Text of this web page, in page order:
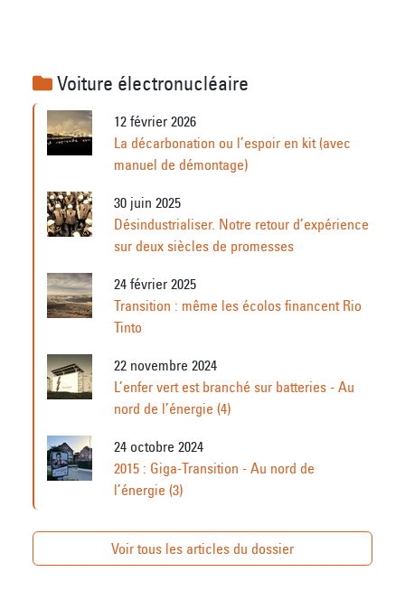
Voiture électronucléaire
12 février 2026
La décarbonation ou l’espoir en kit (avec
manuel de démontage)
30 juin 2025
Désindustrialiser. Notre retour d’expérience
sur deux siècles de promesses
24 février 2025
Transition : même les écolos financent Rio
Tinto
22 novembre 2024
L’enfer vert est branché sur batteries - Au
nord de l’énergie (4)
24 octobre 2024
2015 : Giga-Transition - Au nord de
l’énergie (3)
Voir tous les articles du dossier